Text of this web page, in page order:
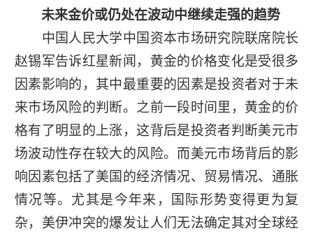
未来金价或仍处在波动中继续走强的趋势
中国人民大学中国资本市场研究院联席院长
赵锡军告诉红星新闻，黄金的价格变化是受很多
因素影响的，其中最重要的因素是投资者对于未
来市场风险的判断。之前一段时间里，黄金的价
格有了明显的上涨，这背后是投资者判断美元市
场波动性存在较大的风险。而美元市场背后的影
响因素包括了美国的经济情况、贸易情况、通胀
情况等。尤其是今年来，国际形势变得更为复
杂，美伊冲突的爆发让人们无法确定其对全球经